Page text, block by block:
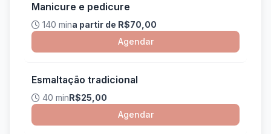
Manicure e pedicure
140 mina partir de R$70,00
Agendar
Esmaltação tradicional
40 minR$25,00
Agendar